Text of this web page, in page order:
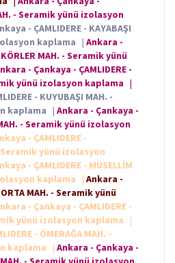
- Seramik yünü izolasyon
- ÇAMLIDERE - KAYABAŞI
kaplama | Ankara -
MAH. - Seramik yünü
- Çankaya - ÇAMLIDERE -
yünü izolasyon kaplama |
- KUYUBAŞI MAH. -
kaplama | Ankara - Çankaya -
MAH. - Seramik yünü izolasyon
- ÇAMLIDERE -
Seramik yünü izolasyon
- ÇAMLIDERE - MÜSELLİM
kaplama
| Ankara -
MAH. - Seramik yünü
- Çankaya - ÇAMLIDERE -
yünü izolasyon kaplama
|
- ÖMERAĞA MAH. -
kaplama
| Ankara - Çankaya -